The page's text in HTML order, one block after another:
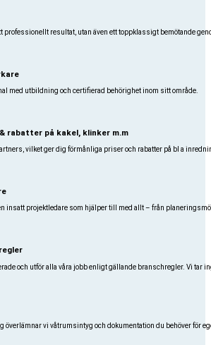
professionellt resultat, utan även ett toppklassigt bemötande
med utbildning och certifierad behörighet inom sitt område.
rabatter på kakel, klinker m.m
vilket ger dig förmånliga priser och rabatter på bl a
insatt projektledare som hjälper till med allt – från
och utför alla våra jobb enligt gällande branschregler. Vi
överlämnar vi våtrumsintyg och dokumentation du behöver för